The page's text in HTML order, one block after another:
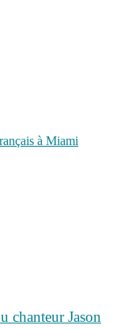
à Miami
chanteur Jason